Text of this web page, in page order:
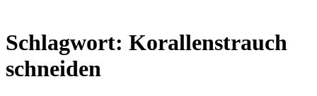
Schlagwort: Korallenstrauch
schneiden